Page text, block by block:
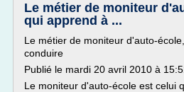
Le métier de moniteur
qui apprend à ...
Le métier de moniteur d'auto-
conduire
Publié le mardi 20 avril 2010 à
Le moniteur d'auto-école est celui